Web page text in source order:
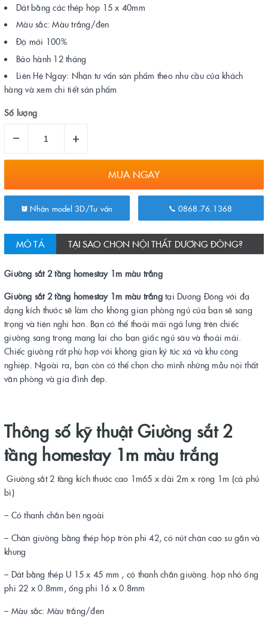
Dát bằng các thép hộp 15 x 40mm
Màu sắc: Màu trắng/đen
Độ mới 100%
Bảo hành 12 tháng
Liên Hệ Ngay: Nhận tư vấn sản phẩm theo nhu cầu của khách
hàng và xem chi tiết sản phẩm
Số lượng
– +
MUA NGAY
Nhận model 3D/Tư vấn 0868.76.1368
MÔ TẢ TẠI SAO CHỌN NỘI THẤT DƯƠNG ĐÔNG?
Giường sắt 2 tầng homestay 1m màu trắng
Giường sắt 2 tầng homestay 1m màu trắngtại Dương Đông với đa
dạng kích thước sẽ làm cho không gian phòng ngủ của bạn sẽ sang
trọng và tiện nghi hơn. Bạn có thể thoải mái ngả lưng trên chiếc
giường sang trọng mang lại cho bạn giấc ngủ sâu và thoải mái.
Chiếc giường rất phù hợp với không gian ký túc xá và khu công
nghiệp. Ngoài ra, bạn còn có thể chọn cho mình những mẫu nội thất
văn phòng và gia đình đẹp.
Thông số kỹ thuật Giường sắt 2
tầng homestay 1m màu trắng
Giường sắt 2 tầng kích thước cao 1m65 x dài 2m x rộng 1m (cả phủ
bì)
– Có thanh chắn bên ngoài
– Chân giường bằng thép hộp tròn phi 42, có nút chân cao su gắn và
khung
– Dát bằng thép U 15 x 45 mm , có thanh chắn giường. hộp nhỏ ống
phi 22 x 0.8mm, ống phi 16 x 0.8mm
– Màu sắc: Màu trắng/đen